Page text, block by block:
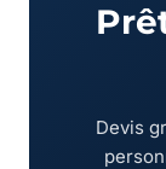
Devis